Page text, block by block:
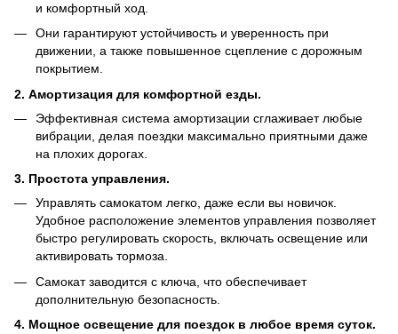
и комфортный ход.
Они гарантируют устойчивость и уверенность при
движении, а также повышенное сцепление с дорожным
покрытием.
2. Амортизация для комфортной езды.
Эффективная система амортизации сглаживает любые
вибрации, делая поездки максимально приятными даже
на плохих дорогах.
3. Простота управления.
Управлять самокатом легко, даже если вы новичок.
Удобное расположение элементов управления позволяет
быстро регулировать скорость, включать освещение или
активировать тормоза.
Самокат заводится с ключа, что обеспечивает
дополнительную безопасность.
4. Мощное освещение для поездок в любое время суток.